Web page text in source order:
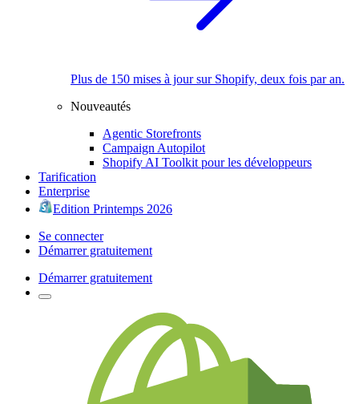
Plus de 150 mises à jour sur Shopify, deux fois par an.
Nouveautés
Agentic Storefronts
Campaign Autopilot
Shopify AI Toolkit pour les développeurs
Tarification
Enterprise
Edition Printemps 2026
Se connecter
Démarrer gratuitement
Démarrer gratuitement